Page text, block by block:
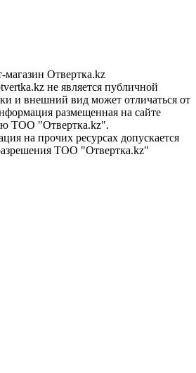
Отвертка.kz
не является публичной
и внешний вид может отличаться от
размещенная на сайте
ТОО "Отвертка.kz".
на прочих ресурсах допускается
ТОО "Отвертка.kz"